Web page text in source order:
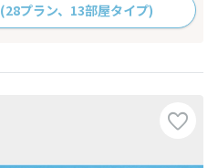
(28プラン、13部屋タイプ)